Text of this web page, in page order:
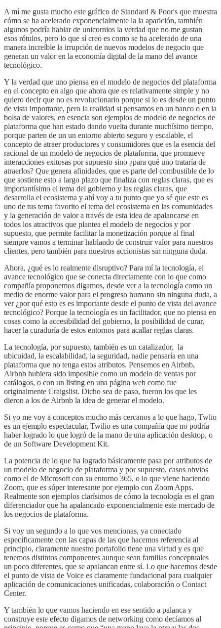
A mí me gusta mucho este gráfico de Standard & Poor's que muestra
cómo se ha acelerado exponencialmente la la aparición, también
algunos podría hablar de unicornios la verdad que no me gustan
esos rótulos, pero lo que sí creo es como se ha acelerado de una
manera increíble la irrupción de nuevos modelos de negocio que
generan un valor en la economía digital de la mano del avance
tecnológico.
Y la verdad que uno piensa en el modelo de negocios del plataforma
en el concepto en algo que ahora que es relativamente simple y no
quiero decir que no es revolucionario porque si lo es desde un punto
de vista importante, pero la realidad si pensamos en un banco o en la
bolsa de valores, en esencia son ejemplos de modelo de negocios de
plataforma que han estado dando vuelta durante muchísimo tiempo,
porque parten de un un entorno abierto seguro y escalable, el
concepto de atraer productores y consumidores que es la esencia del
racional de un modelo de negocios de plataforma, que promueve
interacciones exitosas por supuesto sino ¿para qué uno trataría de
atraerlos? Que genera afinidades, que es parte del combustible de lo
que sostiene esto a largo plazo que finaliza con reglas claras, que es
importantísimo el tema del gobierno y las reglas claras, que
desarrolla el ecosistema y ahí voy a tu punto que yo sé que este es
uno de tus tema favorito el tema del ecosistema en las comunidades
y la generación de valor a través de esta idea de apalancarse en
todos los atractivos que plantea el modelo de negocios y por
supuesto, que permite facilitar la monetización porque al final
siempre vamos a terminar hablando de construir valor para nuestros
clientes, pero también para nuestros accionistas sin ninguna duda.
Ahora, ¿qué es lo realmente disruptivo? Para mí la tecnología, el
avance tecnológico que se conecta directamente con lo que como
compañía proponemos digamos, desde ver a la tecnología como un
medio de enorme valor para el progreso humano sin ninguna duda, a
ver ¿por qué esto es es importante desde el punto de vista del avance
tecnológico? Porque la tecnología es un facilitador, que no piensa en
cosas como la accesibilidad del gobierno, la posibilidad de curar,
hacer la curaduría de estos entornos para acallar reglas claras.
La tecnología, por supuesto, también es un catalizador, la
ubicuidad, la escalabilidad, la seguridad, nadie pensaría en una
plataforma que no tenga estos atributos. Pensemos en Airbnb,
Airbnb hubiera sido imposible como un modelo de ventas por
catálogos, o con un listing en una página web como fue
originalmente Craigslist. Dicho sea de paso, fueron los que les
dieron a los de Airbnb la idea de generar el modelo.
Si yo me voy a conceptos mucho más cercanos a lo que hago, Twlio
es un ejemplo espectacular, Twilio es una compañía que no podría
haber logrado lo que logró de la mano de una aplicación desktop, o
de un Software Development Kit.
La potencia de lo que ha logrado básicamente pasa por atributos de
un modelo de negocio de plataforma y por supuesto, casos obvios
como el de Microsoft con su entorno 365, o lo que viene haciendo
Zoom, que es súper interesante por ejemplo con Zoom Apps.
Realmente son ejemplos clarísimos de cómo la tecnología es el gran
diferenciador que ha apalancado exponencialmente este mercado de
los negocios de plataforma.
Si voy un segundo a lo que vos mencionas, ya conectado
específicamente con las capas de las que hacemos referencia al
principio, claramente nuestro portafolio tiene una virtud y es que
tenemos distintos componentes aunque sean familias conceptuales
un poco diferentes, que se apalancan entre sí. Lo que hacemos desde
el punto de vista de Voice es claramente fundacional para cualquier
aplicación de comunicaciones unificadas, colaboración o Contact
Center.
Y también lo que vamos haciendo en ese sentido a palanca y
construye este efecto digamos de networking como decíamos al